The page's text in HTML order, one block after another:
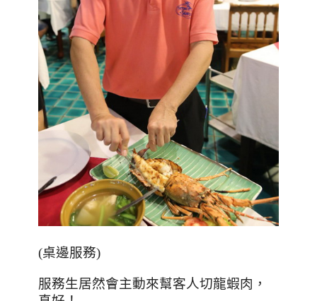
(桌邊服務)
服務生居然會主動來幫客人切龍蝦肉，